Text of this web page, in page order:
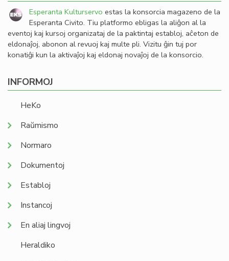
Esperanta Kulturservo estas la konsorcia magazeno de la
Esperanta Civito. Tiu platformo ebligas la aliĝon al la
eventoj kaj kursoj organizataj de la paktintaj establoj, aĉeton de
eldonaĵoj, abonon al revuoj kaj multe pli. Vizitu ĝin tuj por
konatiĝi kun la aktivaĵoj kaj eldonaj novaĵoj de la konsorcio.
INFORMOJ
HeKo
Raŭmismo
Normaro
Dokumentoj
Establoj
Instancoj
En aliaj lingvoj
Heraldiko